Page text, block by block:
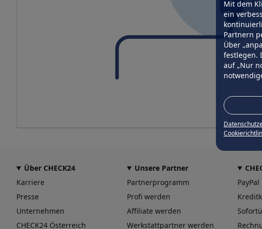
Mit dem
ein
Partnern
Über
festlegen.
auf „Nur
Über CHECK24
Karriere
Presse
Unternehmen
CHECK24 Österreich
Unsere Partner
Partnerprogramm
Profi werden
Affiliate werden
Werkstattpartner werden
PayPal